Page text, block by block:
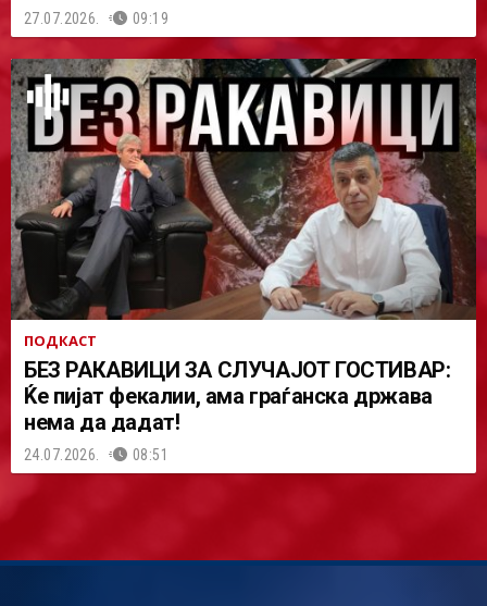
27.07.2026. 09:19
ПОДКАСТ
БЕЗ РАКАВИЦИ ЗА СЛУЧАЈОТ ГОСТИВАР:
Ќе пијат фекалии, ама граѓанска држава
нема да дадат!
24.07.2026. 08:51